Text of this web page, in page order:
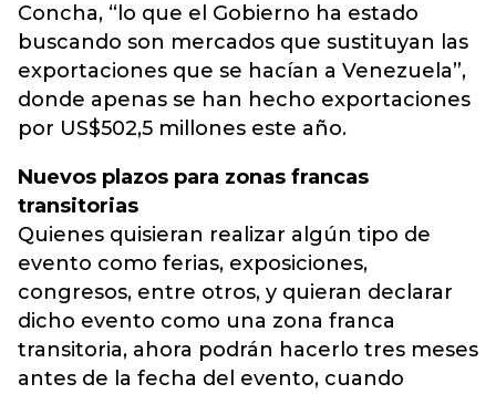
Concha, “lo que el Gobierno ha estado
buscando son mercados que sustituyan las
exportaciones que se hacían a Venezuela”,
donde apenas se han hecho exportaciones
por US$502,5 millones este año.
Nuevos plazos para zonas francas
transitorias
Quienes quisieran realizar algún tipo de
evento como ferias, exposiciones,
congresos, entre otros, y quieran declarar
dicho evento como una zona franca
transitoria, ahora podrán hacerlo tres meses
antes de la fecha del evento, cuando